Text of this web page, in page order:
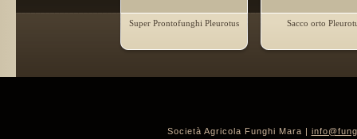
Super Prontofunghi Pleurotus Sacco orto
Società Agricola Funghi Mara |